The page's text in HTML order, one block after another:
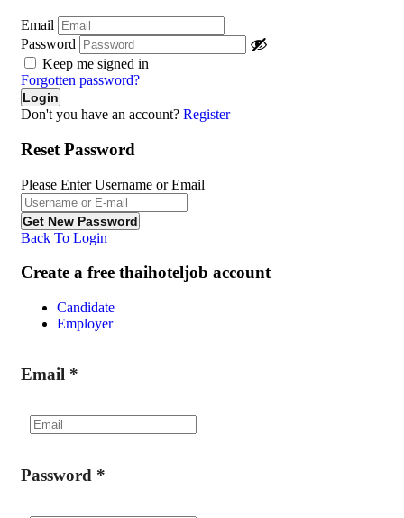
Email
Password
Keep me signed in
Forgotten password?
Don't you have an account? Register
Reset Password
Please Enter Username or Email
Back To Login
Create a free thaihoteljob account
Candidate
Employer
Email *
Password *